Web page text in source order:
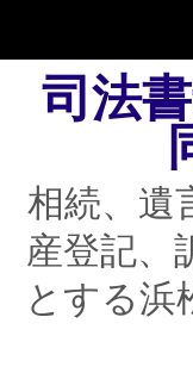
相続
不動産登記
債務整理
住宅ローン返済
司法
相続、遺
産登記、
とする浜